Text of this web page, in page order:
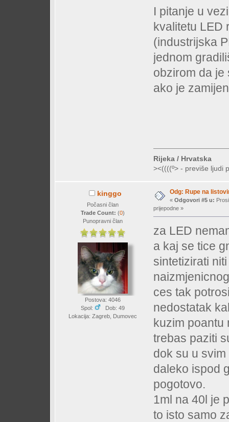
I pitanje u
kvalitetu LED
(industrijska
jednom
obzirom da je
ako je
Rijeka / Hrvatska
><((((º> - previše ljudi
kinggo
Počasni član
Trade Count: (0)
Punopravni član
Postova: 4046
Spol:
Dob: 49
Lokacija: Zagreb, Dumovec
Odg: Rupe na
« Odgovori #5 u:
prijepodne »
za LED
a kaj se tice
sintetizirati
ces tak
nedostatak
kuzim poantu
trebas paziti
dok su u
daleko ispod
pogotovo.
1ml na 40l je
to isto samo